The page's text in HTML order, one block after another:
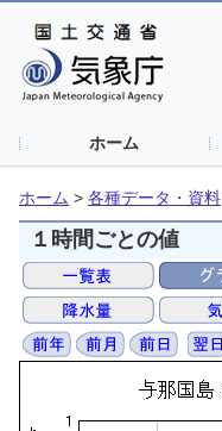
ホーム
ホーム > 各種データ・資料
１時間ごとの値